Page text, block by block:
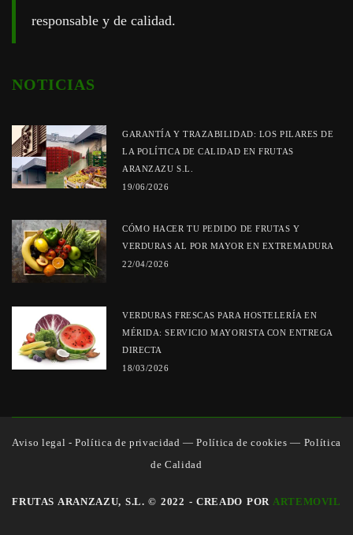
responsable y de calidad.
NOTICIAS
GARANTÍA Y TRAZABILIDAD: LOS PILARES DE
LA POLÍTICA DE CALIDAD EN FRUTAS
ARANZAZU S.L.
19/06/2026
CÓMO HACER TU PEDIDO DE FRUTAS Y
VERDURAS AL POR MAYOR EN EXTREMADURA
22/04/2026
VERDURAS FRESCAS PARA HOSTELERÍA EN
MÉRIDA: SERVICIO MAYORISTA CON ENTREGA
DIRECTA
18/03/2026
Aviso legal - Política de privacidad —Política de cookies — Política
de Calidad
FRUTAS ARANZAZU, S.L. © 2022 - CREADO POR ARTEMOVIL